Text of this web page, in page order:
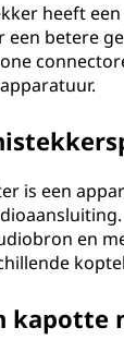
heeft
betere
is een
en
kapotte